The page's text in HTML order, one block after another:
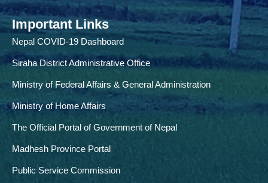
Important Links
Nepal COVID-19 Dashboard
Siraha District Administrative Office
Ministry of Federal Affairs & General Administration
Ministry of Home Affairs
The Official Portal of Government of Nepal
Madhesh Province Portal
Public Service Commission